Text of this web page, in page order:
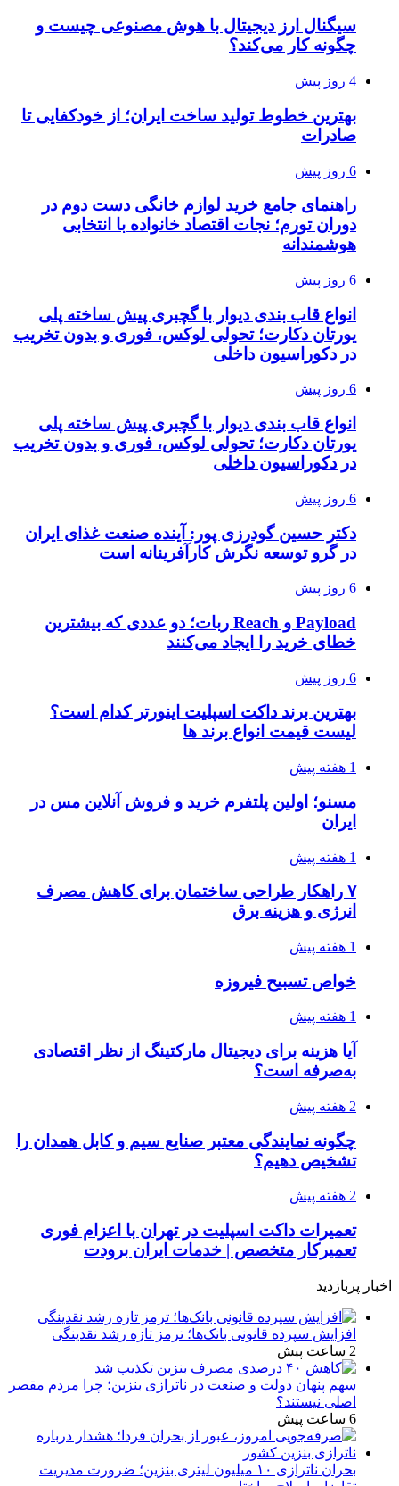
سیگنال ارز دیجیتال با هوش مصنوعی چیست و
چگونه کار می‌کند؟
4 روز پیش
بهترین خطوط تولید ساخت ایران؛ از خودکفایی تا
صادرات
6 روز پیش
راهنمای جامع خرید لوازم خانگی دست دوم در
دوران تورم؛ نجات اقتصاد خانواده با انتخابی
هوشمندانه
6 روز پیش
انواع قاب بندی دیوار با گچبری پیش ساخته پلی
یورتان دکارت؛ تحولی لوکس، فوری و بدون تخریب
در دکوراسیون داخلی
6 روز پیش
انواع قاب بندی دیوار با گچبری پیش ساخته پلی
یورتان دکارت؛ تحولی لوکس، فوری و بدون تخریب
در دکوراسیون داخلی
6 روز پیش
دکتر حسین گودرزی پور: آینده صنعت غذای ایران
در گرو توسعه نگرش کارآفرینانه است
6 روز پیش
Payload و Reach ربات؛ دو عددی که بیشترین
خطای خرید را ایجاد می‌کنند
6 روز پیش
بهترین برند داکت اسپلیت اینورتر کدام است؟
لیست قیمت انواع برند ها
1 هفته پیش
مسنو؛ اولین پلتفرم خرید و فروش آنلاین مس در
ایران
1 هفته پیش
۷ راهکار طراحی ساختمان برای کاهش مصرف
انرژی و هزینه برق
1 هفته پیش
خواص تسبیح فیروزه
1 هفته پیش
آیا هزینه برای دیجیتال مارکتینگ از نظر اقتصادی
به‌صرفه است؟
2 هفته پیش
چگونه نمایندگی معتبر صنایع سیم و کابل همدان را
تشخیص دهیم؟
2 هفته پیش
تعمیرات داکت اسپلیت در تهران با اعزام فوری
تعمیرکار متخصص | خدمات ایران برودت
اخبار پربازدید
افزایش سپرده قانونی بانک‌ها؛ ترمز تازه رشد نقدینگی
2 ساعت پیش
سهم پنهان دولت و صنعت در ناترازی بنزین؛ چرا مردم مقصر
اصلی نیستند؟
6 ساعت پیش
بحران ناترازی ۱۰ میلیون لیتری بنزین؛ ضرورت مدیریت